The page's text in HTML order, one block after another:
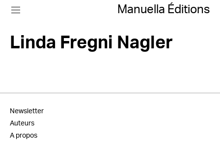
Manuella Éditions
Linda Fregni Nagler
Newsletter
Auteurs
A propos